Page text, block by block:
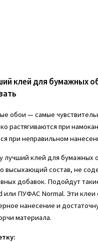
клей для бумажных
обои — самые
растягиваются при
при неправильном
лучший клей для бумажных
высыхающий состав, не
добавок. Подойдут
или ПУФАС Normal. Эти клеи
нанесение и
материала.